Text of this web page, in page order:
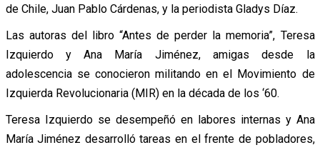
de Chile, Juan Pablo Cárdenas, y la periodista Gladys Díaz.
Las autoras del libro “Antes de perder la memoria”, Teresa
Izquierdo y Ana María Jiménez, amigas desde la
adolescencia se conocieron militando en el Movimiento de
Izquierda Revolucionaria (MIR) en la década de los ‘60.
Teresa Izquierdo se desempeñó en labores internas y Ana
María Jiménez desarrolló tareas en el frente de pobladores,